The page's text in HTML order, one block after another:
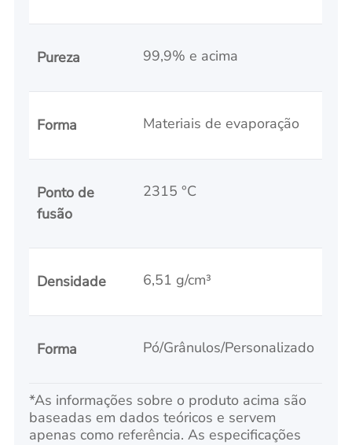
Pureza 99,9% e acima
Forma Materiais de evaporação
Ponto de
fusão
2315 °C
Densidade 6,51 g/cm³
Forma Pó/Grânulos/Personalizado
*As informações sobre o produto acima são
baseadas em dados teóricos e servem
apenas como referência. As especificações